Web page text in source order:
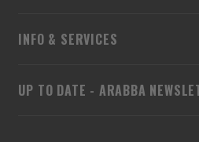
UP TO DATE - ARABBA
INFO & SERVICES